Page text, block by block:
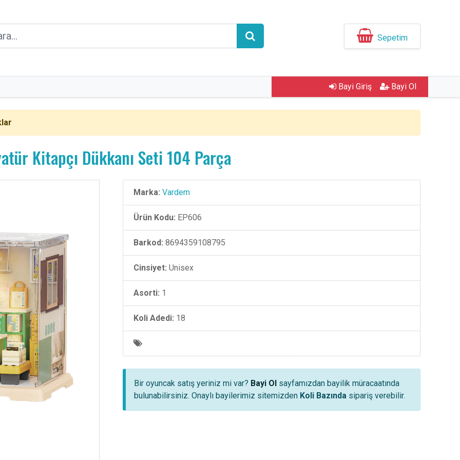
Sepetim
Bayi Giriş Bayi Ol
Kitapçı Dükkanı Seti 104 Parça
Marka: Vardem
Ürün Kodu: EP606
Barkod: 8694359108795
Cinsiyet: Unisex
Asorti: 1
Koli Adedi: 18
Bir oyuncak satış yeriniz mi var? Bayi Ol sayfamızdan bayilik müracaatında
bulunabilirsiniz. Onaylı bayilerimiz sitemizden Koli Bazında sipariş verebilir.